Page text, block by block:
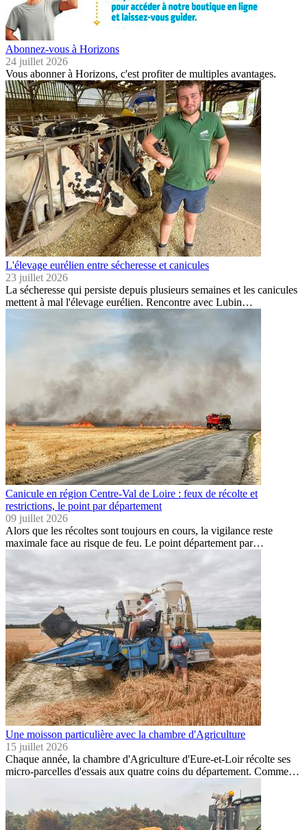
Abonnez-vous à Horizons
24 juillet 2026
Vous abonner à Horizons, c'est profiter de multiples avantages.
L'élevage eurélien entre sécheresse et canicules
23 juillet 2026
La sécheresse qui persiste depuis plusieurs semaines et les canicules
mettent à mal l'élevage eurélien. Rencontre avec Lubin…
Canicule en région Centre-Val de Loire : feux de récolte et
restrictions, le point par département
09 juillet 2026
Alors que les récoltes sont toujours en cours, la vigilance reste
maximale face au risque de feu. Le point département par…
Une moisson particulière avec la chambre d'Agriculture
15 juillet 2026
Chaque année, la chambre d'Agriculture d'Eure-et-Loir récolte ses
micro-parcelles d'essais aux quatre coins du département. Comme…